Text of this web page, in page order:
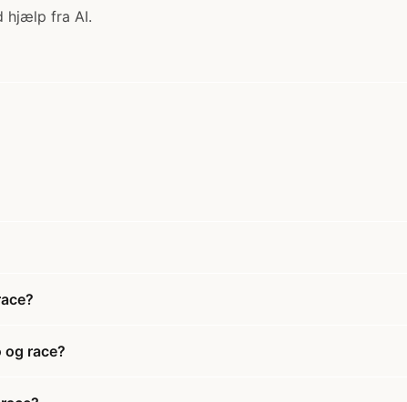
hjælp fra AI.
race?